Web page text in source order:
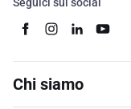
Chi siamo